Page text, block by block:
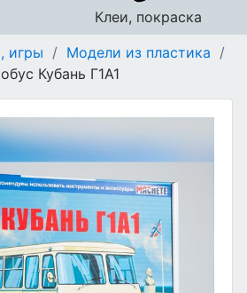
Клеи, покраска
игры / Модели из пластика /
Кубань Г1А1